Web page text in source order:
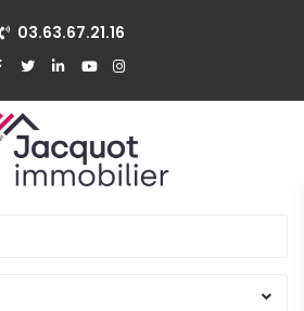
03.63.67.21.16